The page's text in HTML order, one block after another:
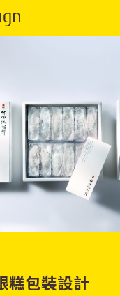
糕包裝設計